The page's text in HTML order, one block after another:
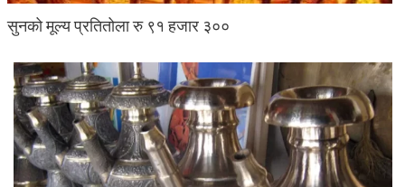
सुनको मूल्य प्रतितोला रु ९१ हजार ३००